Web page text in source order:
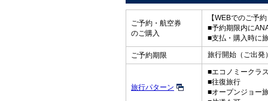
ご予約・航空券
のご購入
【WEBでのご予
■予約期限内に
■支払・購入時に
ご予約期限 旅行開始（ご出発
旅行パターン
■エコノミークラ
■往復旅行
■オープンジョー